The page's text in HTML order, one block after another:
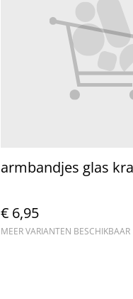
armbandjes glas
€ 6,95
MEER VARIANTEN BESCHIKBAAR